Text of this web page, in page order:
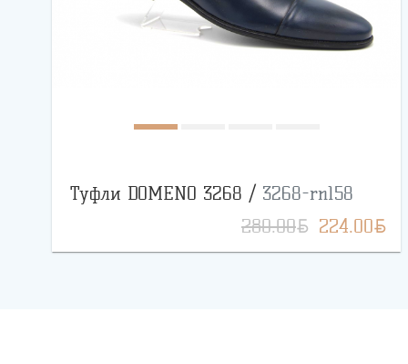
Туфли DOMENO 3268 / 3268-rn158
280.00BYN 224.00BYN